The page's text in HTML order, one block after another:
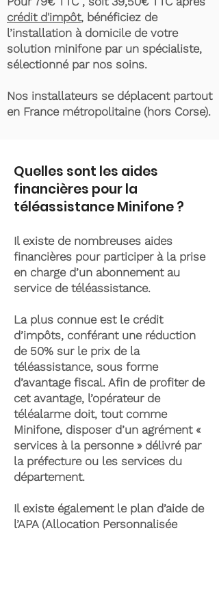
crédit d'impôt, bénéficiez de
l’installation à domicile de votre
solution minifone par un spécialiste,
sélectionné par nos soins.
Nos installateurs se déplacent partout
en France métropolitaine (hors Corse).
Quelles sont les aides
financières pour la
téléassistance Minifone ?
Il existe de nombreuses aides
financières pour participer à la prise
en charge d’un abonnement au
service de téléassistance.
La plus connue est le crédit
d’impôts, conférant une réduction
de 50% sur le prix de la
téléassistance, sous forme
d’avantage fiscal. Afin de profiter de
cet avantage, l’opérateur de
téléalarme doit, tout comme
Minifone, disposer d’un agrément «
services à la personne » délivré par
la préfecture ou les services du
département.
Il existe également le plan d’aide de
l’APA (Allocation Personnalisée